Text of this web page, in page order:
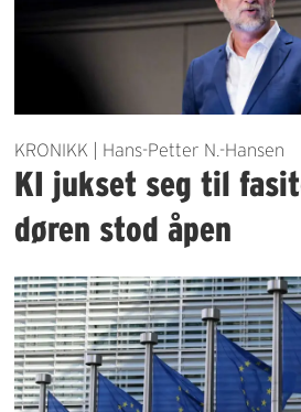
KRONIKK | Hans-Petter N.-Hansen
KI jukset seg til
døren stod åpen